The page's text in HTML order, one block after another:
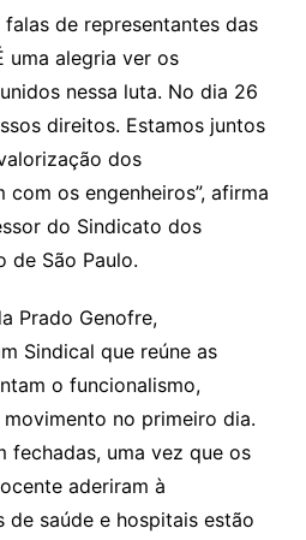
de representantes das
uma alegria ver os
nessa luta. No dia 26
direitos. Estamos juntos
dos
os engenheiros”, afirma
do Sindicato dos
de São Paulo.
Prado Genofre,
Sindical que reúne as
o funcionalismo,
no primeiro dia.
fechadas, uma vez que os
aderiram à
de saúde e hospitais estão